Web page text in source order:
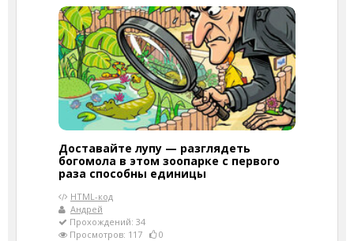
Доставайте лупу — разглядеть
богомола в этом зоопарке с первого
раза способны единицы
HTML-код
Андрей
Прохождений: 34
Просмотров: 117
0